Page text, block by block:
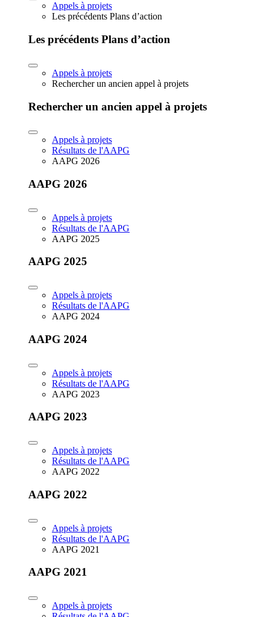
Appels à projets
Les précédents Plans d’action
Les précédents Plans d’action
Appels à projets
Rechercher un ancien appel à projets
Rechercher un ancien appel à projets
Appels à projets
Résultats de l'AAPG
AAPG 2026
AAPG 2026
Appels à projets
Résultats de l'AAPG
AAPG 2025
AAPG 2025
Appels à projets
Résultats de l'AAPG
AAPG 2024
AAPG 2024
Appels à projets
Résultats de l'AAPG
AAPG 2023
AAPG 2023
Appels à projets
Résultats de l'AAPG
AAPG 2022
AAPG 2022
Appels à projets
Résultats de l'AAPG
AAPG 2021
AAPG 2021
Appels à projets